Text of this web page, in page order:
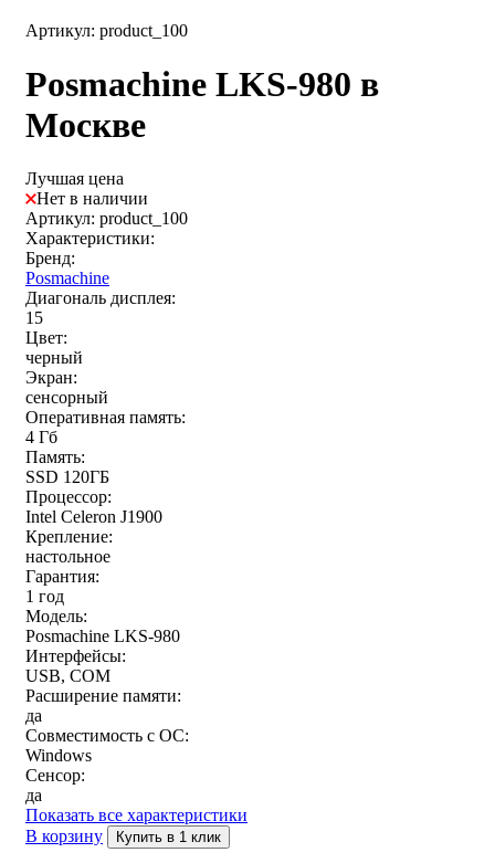
Артикул: product_100
Posmaсhine LKS-980 в
Москве
Лучшая цена
Нет в наличии
Артикул: product_100
Характеристики:
Бренд:
Posmachine
Диагональ дисплея:
15
Цвет:
черный
Экран:
сенсорный
Оперативная память:
4 Гб
Память:
SSD 120ГБ
Процессор:
Intel Celeron J1900
Крепление:
настольное
Гарантия:
1 год
Модель:
Posmaсhine LKS-980
Интерфейсы:
USB, COM
Расширение памяти:
да
Совместимость с ОС:
Windows
Сенсор:
да
Показать все характеристики
В корзину
Купить в 1 клик